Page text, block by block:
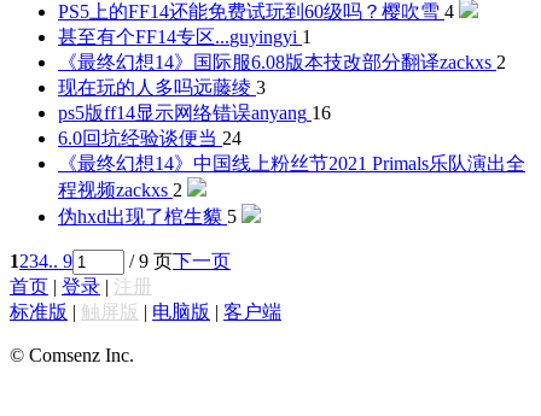
PS5上的FF14还能免费试玩到60级吗？ 樱吹雪 4
甚至有个FF14专区...guyingyi 1
《最终幻想14》国际服6.08版本技改部分翻译zackxs 2
现在玩的人多吗远藤绫 3
ps5版ff14显示网络错误anyang 16
6.0回坑经验谈便当 24
《最终幻想14》中国线上粉丝节2021 Primals乐队演出全
程视频zackxs 2
伪hxd出现了棺生貘 5
1234.. 9 / 9 页下一页
首页 | 登录 | 注册
标准版 | 触屏版 | 电脑版 | 客户端
© Comsenz Inc.